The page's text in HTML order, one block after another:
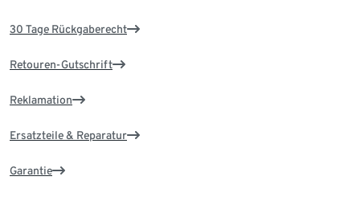
30 Tage Rückgaberecht
Retouren-Gutschrift
Reklamation
Ersatzteile & Reparatur
Garantie